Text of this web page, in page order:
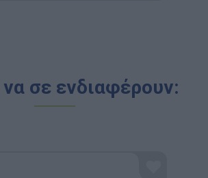
σε ενδιαφέρουν: